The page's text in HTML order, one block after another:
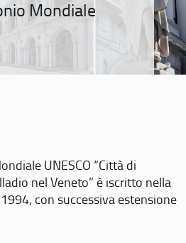
Mondiale
UNESCO “Città di
nel Veneto” è iscritto nella
con successiva estensione